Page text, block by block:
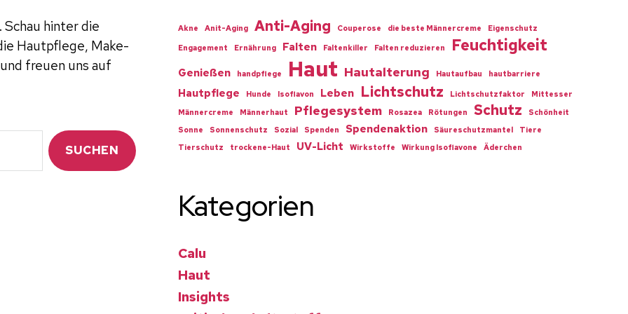
Schau hinter die
Hautpflege, Make-
freuen uns auf
Akne Anit-Aging Anti-Aging Couperose die beste Männercreme
Eigenschutz
Engagement
Ernährung Falten Faltenkiller Falten reduzieren Feuchtigkeit
Genießen handpflege Haut Hautalterung Hautaufbau hautbarriere
Hautpflege Hunde Isoflavon Leben Lichtschutz Lichtschutzfaktor
Mittesser
Männercreme
Männerhaut Pflegesystem Rosazea Rötungen Schutz
Schönheit
Sonne
Sonnenschutz Sozial Spenden Spendenaktion Säureschutzmantel
Tiere
Tierschutz
trockene-Haut UV-Licht Wirkstoffe Wirkung Isoflavone Äderchen
Kategorien
Calu
Haut
Insights